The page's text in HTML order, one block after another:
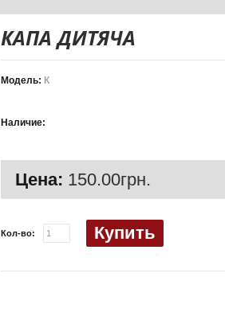
КАПА ДИТЯЧА
Модель: К
Наличие:
Цена: 150.00грн.
Кол-во: Купить